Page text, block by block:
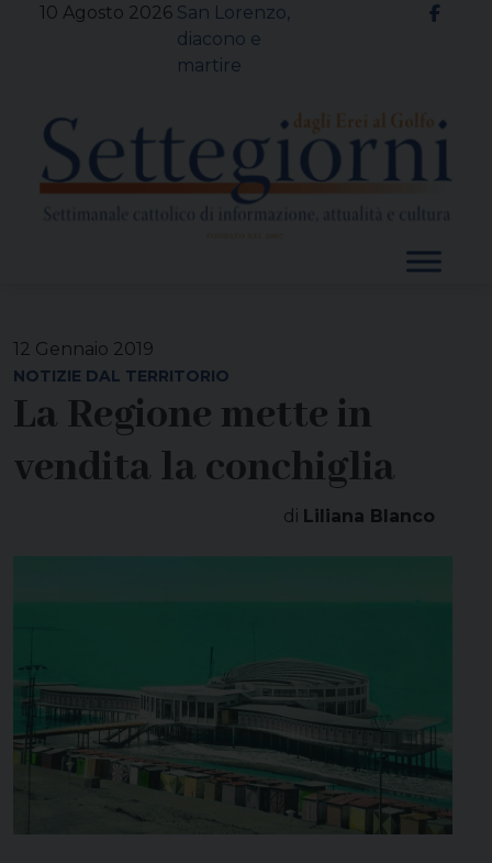
10 Agosto 2026 San Lorenzo,
diacono e
martire
12 Gennaio 2019
NOTIZIE DAL TERRITORIO
La Regione mette in
vendita la conchiglia
di Liliana Blanco